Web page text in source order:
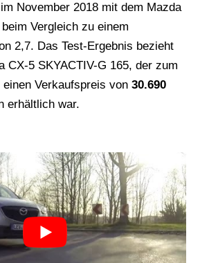
November 2018 mit dem Mazda
Vergleich zu einem
2,7. Das Test-Ergebnis bezieht
CX-5 SKYACTIV-G 165, der zum
einen Verkaufspreis von 30.690
erhältlich war.